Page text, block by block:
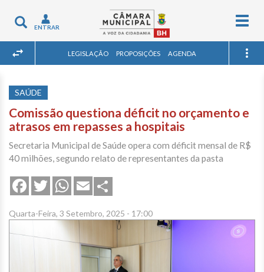
Toggle
navigation
ENTRAR
LEGISLAÇÃO PROPOSIÇÕES AGENDA
SAÚDE
Comissão questiona déficit no orçamento e
atrasos em repasses a hospitais
Secretaria Municipal de Saúde opera com déficit mensal de R$
40 milhões, segundo relato de representantes da pasta
FacebookTwitterWhatsApp
Email
Quarta-Feira, 3 Setembro, 2025 - 17:00